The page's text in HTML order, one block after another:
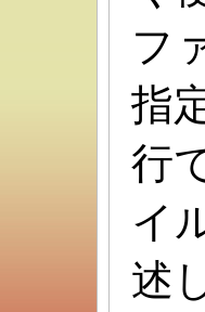
フ
指
行
イ
述